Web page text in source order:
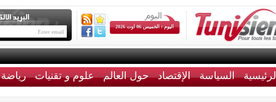
اليوم : الخميس 06 اوت 2026
السياسة الإقتصاد حول العالم علوم و تقنيات رياضة